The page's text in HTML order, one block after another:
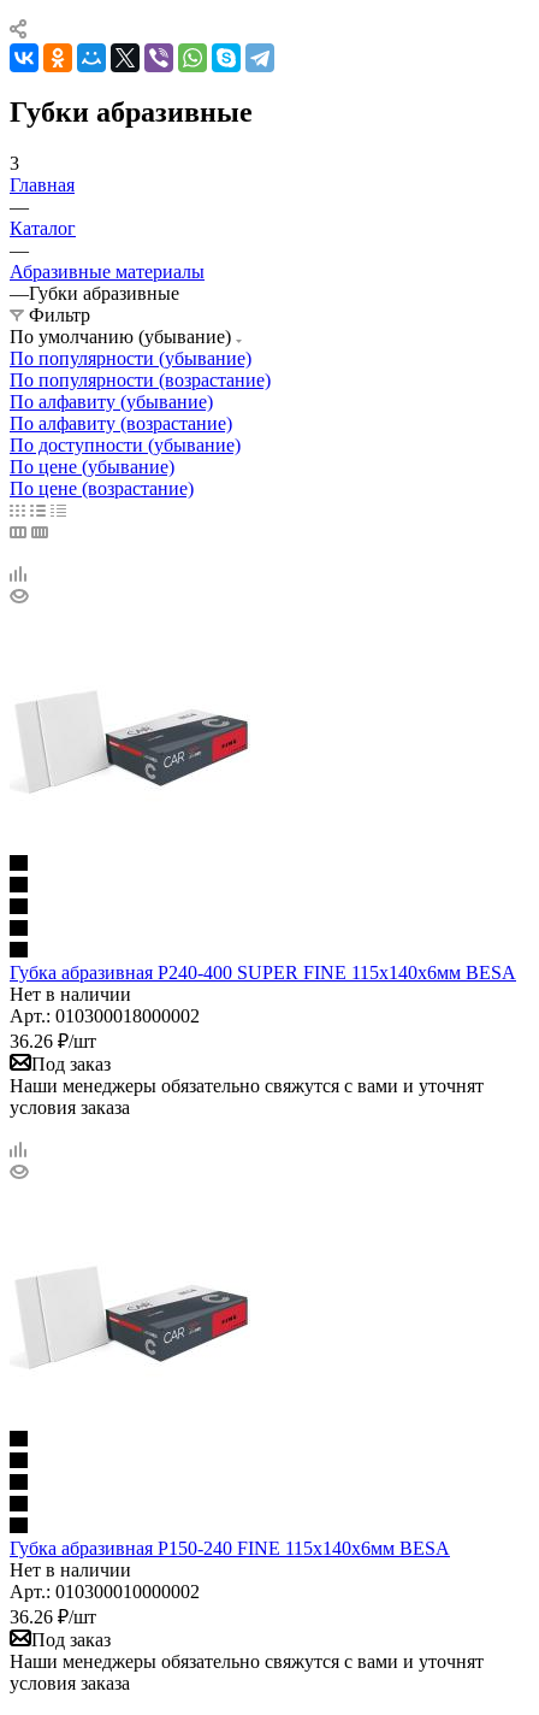
Губки абразивные
3
Главная
—
Каталог
—
Абразивные материалы
—Губки абразивные
Фильтр
По умолчанию (убывание)
По популярности (убывание)
По популярности (возрастание)
По алфавиту (убывание)
По алфавиту (возрастание)
По доступности (убывание)
По цене (убывание)
По цене (возрастание)
Губка абразивная Р240-400 SUPER FINE 115х140х6мм BESA
Нет в наличии
Арт.: 010300018000002
36.26 ₽/шт
Под заказ
Наши менеджеры обязательно свяжутся с вами и уточнят
условия заказа
Губка абразивная Р150-240 FINE 115х140х6мм BESA
Нет в наличии
Арт.: 010300010000002
36.26 ₽/шт
Под заказ
Наши менеджеры обязательно свяжутся с вами и уточнят
условия заказа